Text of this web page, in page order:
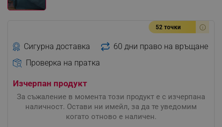
52 точки
Сигурна доставка
60 дни право на връщане
Проверка на пратка
Изчерпан продукт
За съжаление в момента този продукт е с изчерпана
наличност. Остави ни имейл, за да те уведомим
когато отново е наличен.